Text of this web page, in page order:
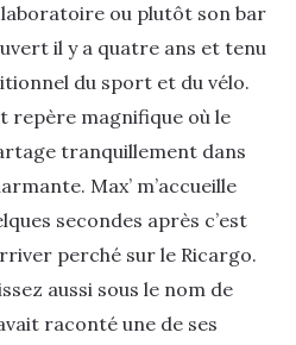
ou plutôt son bar
il y a quatre ans et tenu
du sport et du vélo.
repère magnifique où le
tranquillement dans
Max’ m’accueille
secondes après c’est
perché sur le Ricargo.
aussi sous le nom de
raconté une de ses